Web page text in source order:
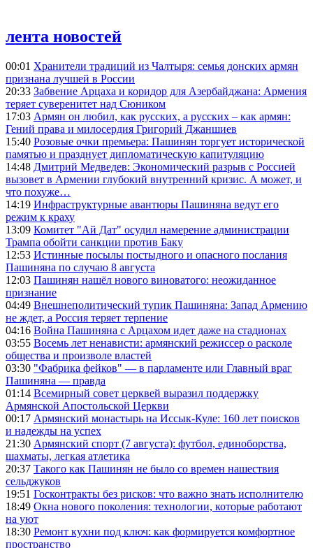
лента новостей
00:01 Хранители традиций из Чалтыря: семья донских армян
признана лучшей в России
20:33 Забвение Арцаха и коридор для Азербайджана: Армения
теряет суверенитет над Сюником
17:03 Армян он любил, как русских, а русских – как армян:
Гений права и милосердия Григорий Джаншиев
15:40 Розовые очки премьера: Пашинян торгует исторической
памятью и празднует дипломатическую капитуляцию
14:48 Дмитрий Медведев: Экономический разрыв с Россией
вызовет в Армении глубокий внутренний кризис. А может, и
что похуже…
14:19 Инфраструктурные авантюры Пашиняна ведут его
режим к краху
13:09 Комитет "Ай Дат" осудил намерение администрации
Трампа обойти санкции против Баку
12:53 Истинные посылы постыдного и опасного послания
Пашиняна по случаю 8 августа
12:03 Пашинян нашёл нового виноватого: неожиданное
признание
04:49 Внешнеполитический тупик Пашиняна: Запад Армению
не ждет, а Россия теряет терпение
04:16 Война Пашиняна с Арцахом идет даже на стадионах
03:55 Восемь лет ненависти: армянский режиссер о расколе
общества и произволе властей
03:30 "Фабрика фейков" — в парламенте или Главный враг
Пашиняна — правда
01:14 Всемирный совет церквей выразил поддержку
Армянской Апостольской Церкви
00:17 Армянский монастырь на Иссык-Куле: 160 лет поисков
и надежды на успех
21:30 Армянский спорт (7 августа): футбол, единоборства,
шахматы, легкая атлетика
20:37 Такого как Пашинян не было со времен нашествия
сельджуков
19:51 Госконтракты без рисков: что важно знать исполнителю
18:49 Окна нового поколения: технологии, которые работают
на уют
18:30 Ремонт кухни под ключ: как формируется комфортное
пространство